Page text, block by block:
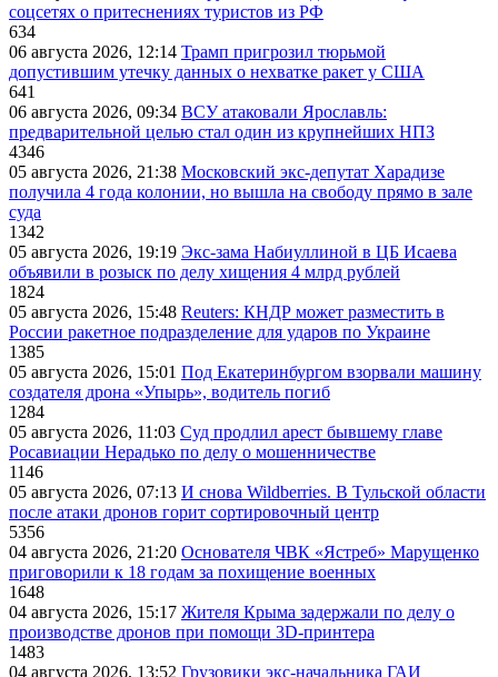
соцсетях о притеснениях туристов из РФ
634
06 августа 2026, 12:14 Трамп пригрозил тюрьмой
допустившим утечку данных о нехватке ракет у США
641
06 августа 2026, 09:34 ВСУ атаковали Ярославль:
предварительной целью стал один из крупнейших НПЗ
4346
05 августа 2026, 21:38 Московский экс-депутат Харадизе
получила 4 года колонии, но вышла на свободу прямо в зале
суда
1342
05 августа 2026, 19:19 Экс-зама Набиуллиной в ЦБ Исаева
объявили в розыск по делу хищения 4 млрд рублей
1824
05 августа 2026, 15:48 Reuters: КНДР может разместить в
России ракетное подразделение для ударов по Украине
1385
05 августа 2026, 15:01 Под Екатеринбургом взорвали машину
создателя дрона «Упырь», водитель погиб
1284
05 августа 2026, 11:03 Суд продлил арест бывшему главе
Росавиации Нерадько по делу о мошенничестве
1146
05 августа 2026, 07:13 И снова Wildberries. В Тульской области
после атаки дронов горит сортировочный центр
5356
04 августа 2026, 21:20 Основателя ЧВК «Ястреб» Марущенко
приговорили к 18 годам за похищение военных
1648
04 августа 2026, 15:17 Жителя Крыма задержали по делу о
производстве дронов при помощи 3D‑принтера
1483
04 августа 2026, 13:52 Грузовики экс-начальника ГАИ